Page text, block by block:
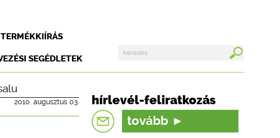
SEGÉDLETEK
2010. augusztus 03. hírlevél-feliratkozás
tovább